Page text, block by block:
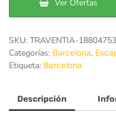
Ver Ofertas
SKU: TRAVENTIA-
Categorías: Barcelona,
Etiqueta: Barcelona
Descripción